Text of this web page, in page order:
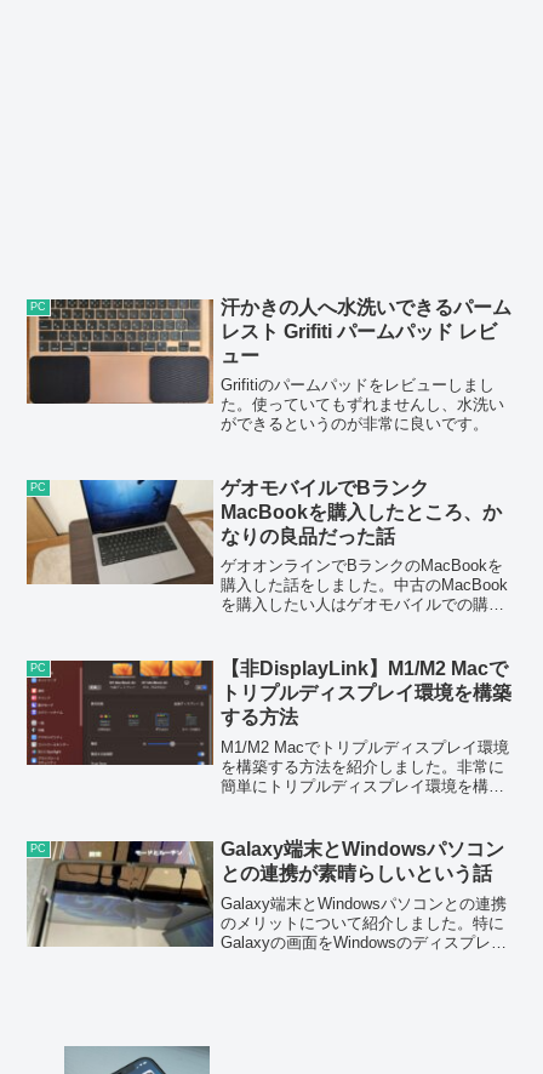
PC
汗かきの人へ水洗いできるパーム
レスト Grifiti パームパッド レビ
ュー
Grifitiのパームパッドをレビューしまし
た。使っていてもずれませんし、水洗い
ができるというのが非常に良いです。
PC
ゲオモバイルでBランク
MacBookを購入したところ、か
なりの良品だった話
ゲオオンラインでBランクのMacBookを
購入した話をしました。中古のMacBook
を購入したい人はゲオモバイルでの購入
PC
【非DisplayLink】M1/M2 Macで
トリプルディスプレイ環境を構築
する方法
M1/M2 Macでトリプルディスプレイ環境
を構築する方法を紹介しました。非常に
簡単にトリプルディスプレイ環境を構築
PC
Galaxy端末とWindowsパソコン
との連携が素晴らしいという話
Galaxy端末とWindowsパソコンとの連携
のメリットについて紹介しました。特に
Galaxyの画面をWindowsのディスプレイ